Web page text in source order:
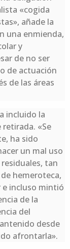
«cogida
añade la
una enmienda,
y
de no ser
de actuación
de las áreas
incluido la
«Se
ha sido
un mal uso
tan
hemeroteca,
e incluso mintió
de la
del
desde
afrontarla».